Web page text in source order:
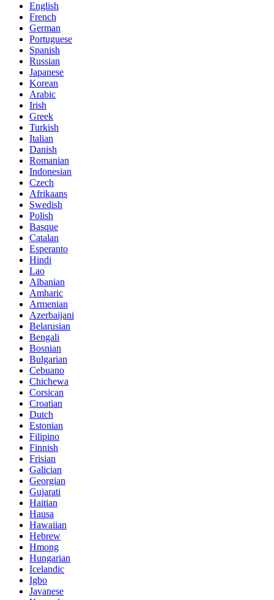
English
French
German
Portuguese
Spanish
Russian
Japanese
Korean
Arabic
Irish
Greek
Turkish
Italian
Danish
Romanian
Indonesian
Czech
Afrikaans
Swedish
Polish
Basque
Catalan
Esperanto
Hindi
Lao
Albanian
Amharic
Armenian
Azerbaijani
Belarusian
Bengali
Bosnian
Bulgarian
Cebuano
Chichewa
Corsican
Croatian
Dutch
Estonian
Filipino
Finnish
Frisian
Galician
Georgian
Gujarati
Haitian
Hausa
Hawaiian
Hebrew
Hmong
Hungarian
Icelandic
Igbo
Javanese